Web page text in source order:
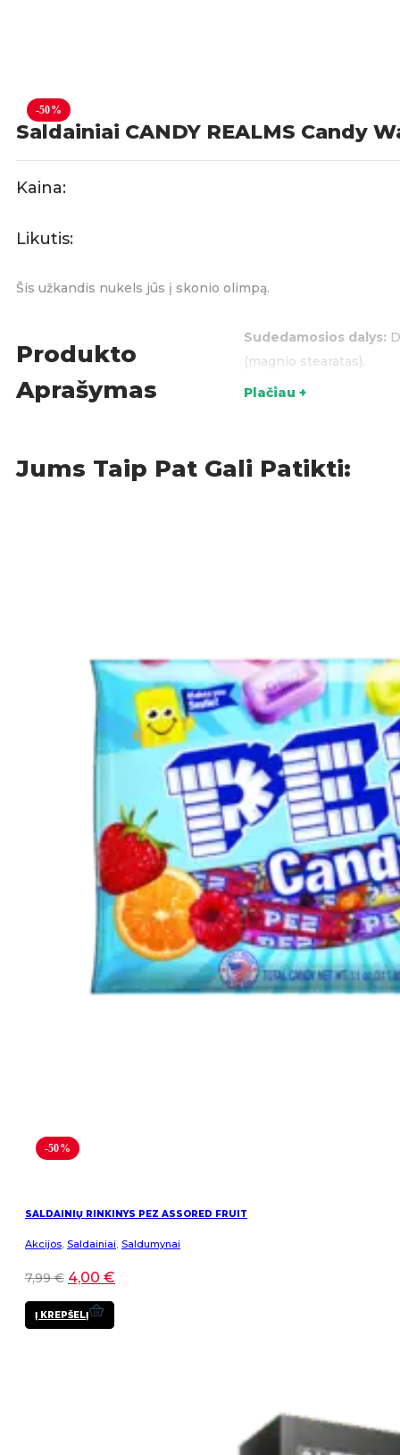
-50%
Saldainiai CANDY REALMS Candy
Kaina:
Likutis:
Šis užkandis nukels jūs į skonio olimpą.
Produkto
Aprašymas
Sudedamosios dalys:
(magnio stearatas).
Maistinė vertė (100g):
KATEGORIJOS:Saldainiai
Plačiau +
Jums Taip Pat Gali Patikti:
-50%
SALDAINIŲ RINKINYS PEZ ASSORED FRUIT
Akcijos, Saldainiai, Saldumynai
7,99€ 4,00 €
Į KREPŠELĮ